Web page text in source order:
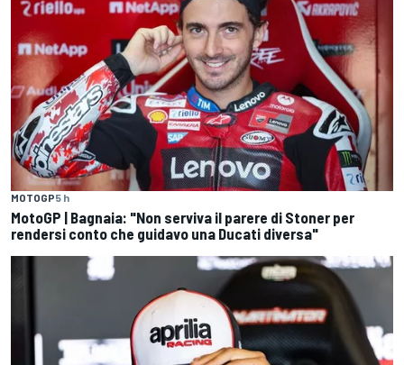
MOTOGP5 h
MotoGP | Bagnaia: "Non serviva il parere di Stoner per
rendersi conto che guidavo una Ducati diversa"